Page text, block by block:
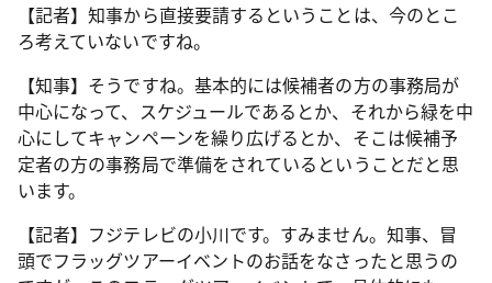
【記者】知事から直接要請するということは、今のとこ
ろ考えていないですね。
【知事】そうですね。基本的には候補者の方の事務局が
中心になって、スケジュールであるとか、それから緑を中
心にしてキャンペーンを繰り広げるとか、そこは候補予
定者の方の事務局で準備をされているということだと思
います。
【記者】フジテレビの小川です。すみません。知事、冒
頭でフラッグツアーイベントのお話をなさったと思うの